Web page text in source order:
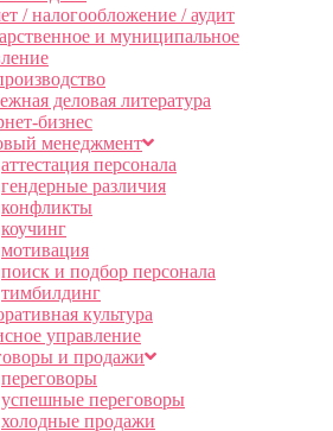
/ налогообложение / аудит
и муниципальное
деловая литература
бизнес
менеджмент
аттестация персонала
гендерные различия
конфликты
коучинг
мотивация
поиск и подбор персонала
тимбилдинг
культура
управление
и продажи
переговоры
успешные переговоры
холодные продажи